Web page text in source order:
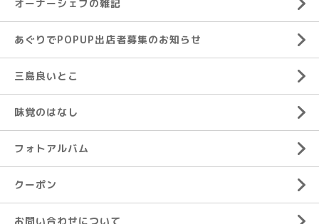
オーナーシェフの雑記
あぐりでPOPUP出店者募集のお知らせ
三島良いとこ
味覚のはなし
フォトアルバム
クーポン
お問い合わせについて